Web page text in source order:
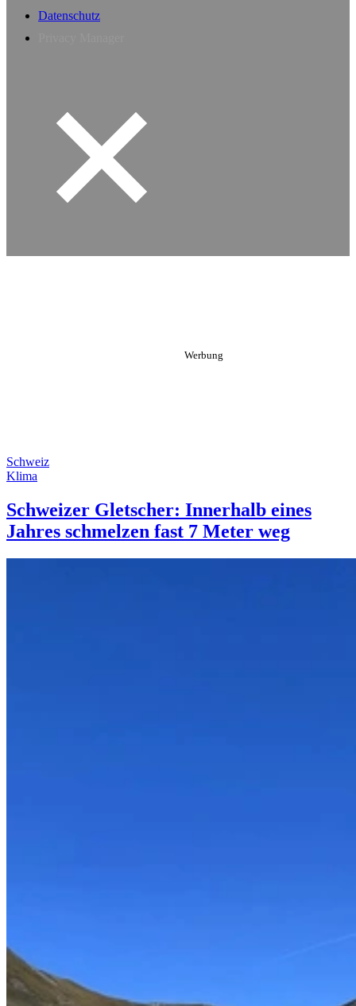
Datenschutz
Schweiz
Klima
Schweizer Gletscher: Innerhalb eines
Jahres schmelzen fast 7 Meter weg